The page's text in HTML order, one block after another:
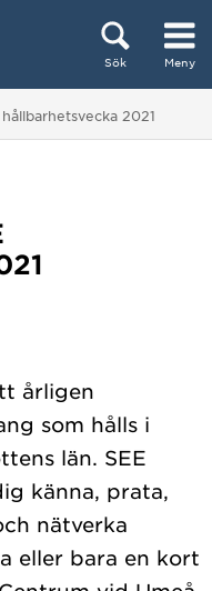
Sök Meny
2021
årligen
som hålls i
län. SEE
känna, prata,
nätverka
eller bara en kort